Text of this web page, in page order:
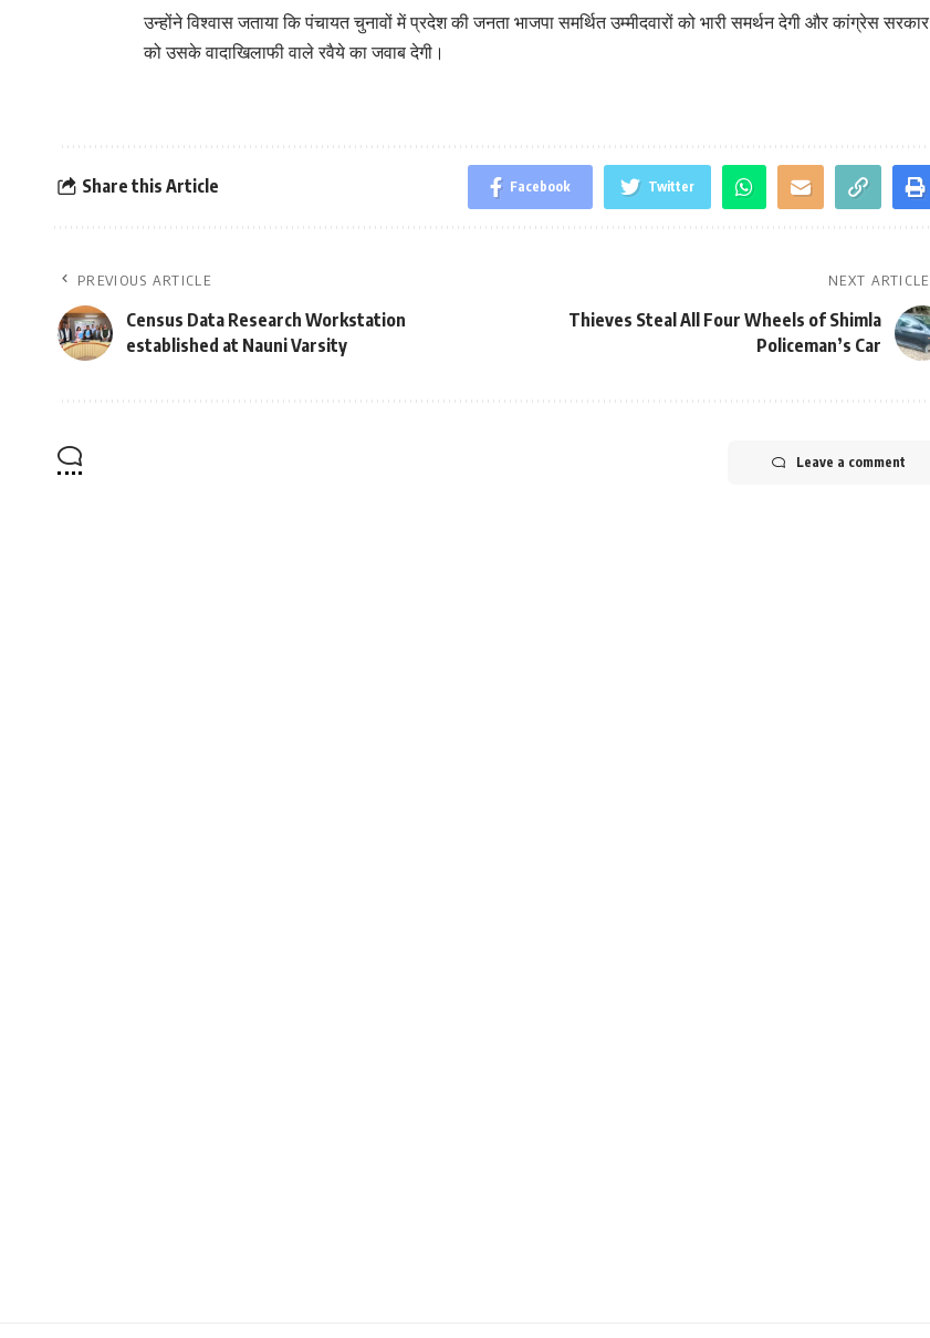
उन्होंने विश्वास जताया कि पंचायत चुनावों में प्रदेश की जनता भाजपा समर्थित उम्मीदवारों को भारी समर्थन देगी और कांग्रेस सरकार
को उसके वादाखिलाफी वाले रवैये का जवाब देगी।
Share this Article Facebook Twitter
PREVIOUS ARTICLE
Census Data Research Workstation
established at Nauni Varsity
NEXT ARTICLE
Thieves Steal All Four Wheels of Shimla
Policeman’s Car
Leave a comment